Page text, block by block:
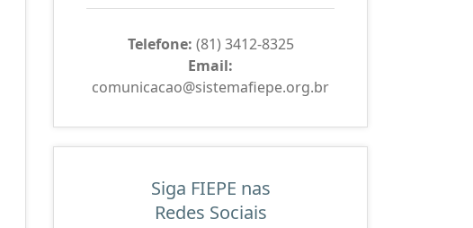
Telefone: (81) 3412-8325
Email:
comunicacao@sistemafiepe.org.br
Siga FIEPE nas
Redes Sociais